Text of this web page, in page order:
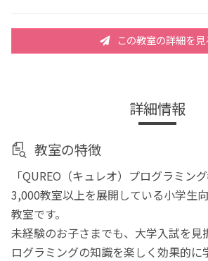
この教室の詳細を見
詳細情報
教室の特徴
「QUREO（キュレオ）プログラミン
3,000教室以上を展開している小学生
教室です。
未経験のお子さまでも、大学入試を見
ログラミングの知識を楽しく効果的に